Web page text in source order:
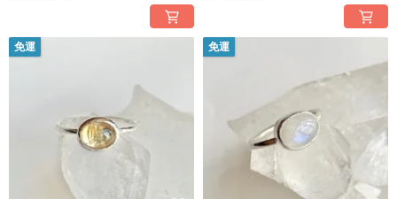
免運 免運